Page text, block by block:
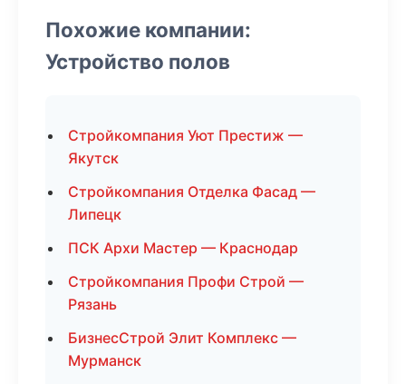
Похожие компании:
Устройство полов
Стройкомпания Уют Престиж —
Якутск
Стройкомпания Отделка Фасад —
Липецк
ПСК Архи Мастер — Краснодар
Стройкомпания Профи Строй —
Рязань
БизнесСтрой Элит Комплекс —
Мурманск